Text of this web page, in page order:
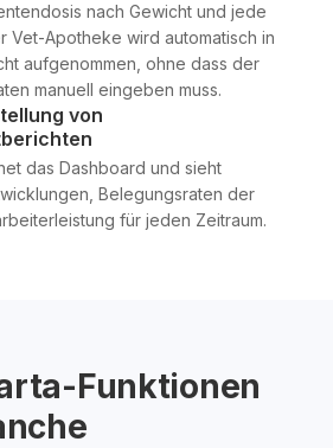
nach Gewicht und jede
Vet-Apotheke wird automatisch in
aufgenommen, ohne dass der
manuell eingeben muss.
von
das Dashboard und sieht
Belegungsraten der
für jeden Zeitraum.
Funktionen